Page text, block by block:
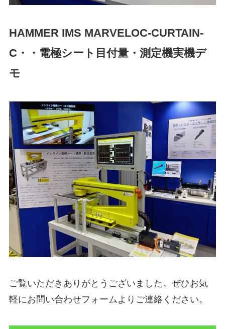
HAMMER IMS MARVELOC-CURTAIN-
C ・・電極シート目付量・測定機実機デ
モ
ご覧いただきありがとうございました。ぜひお気
軽にお問い合わせフォームよりご連絡ください。